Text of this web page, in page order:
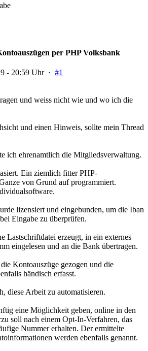
per PHP Volksbank
- 20:59 Uhr · #1
und weiss nicht wie und wo ich die
und einen Hinweis, sollte mein Thread
ich ehrenamtlich die Mitgliedsverwaltung.
Ein ziemlich fitter PHP-
von Grund auf programmiert.
lizensiert und eingebunden, um die Iban
Eingabe zu überprüfen.
Lastschriftdatei erzeugt, in ein externes
eingelesen und an die Bank übertragen.
Kontoauszüge gezogen und die
händisch erfasst.
diese Arbeit zu automatisieren.
eine Möglichkeit geben, online in den
soll nach einem Opt-In-Verfahren, das
Nummer erhalten. Der ermittelte
werden ebenfalls genannt.